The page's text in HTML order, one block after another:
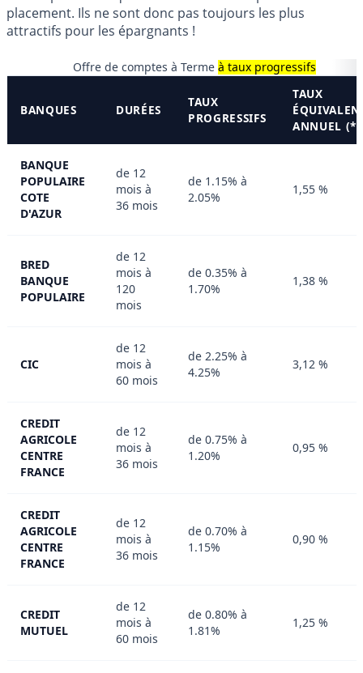
placement. Ils ne sont donc pas toujours les plus
attractifs pour les épargnants !
Offre de comptes à Terme à taux progressifs
BANQUES DURÉES
TAUX
PROGRESSIFS
TAUX
ANNUEL (*)
BANQUE
POPULAIRE
COTE
D'AZUR
de 12
mois à
36 mois
de 1.15% à
2.05%
1,55 %
BRED
BANQUE
POPULAIRE
de 12
mois à
120
mois
de 0.35% à
1.70%
1,38 %
CIC
de 12
mois à
60 mois
de 2.25% à
4.25%
3,12 %
CREDIT
AGRICOLE
CENTRE
FRANCE
de 12
mois à
36 mois
de 0.75% à
1.20%
0,95 %
CREDIT
AGRICOLE
CENTRE
FRANCE
de 12
mois à
36 mois
de 0.70% à
1.15%
0,90 %
CREDIT
MUTUEL
de 12
mois à
60 mois
de 0.80% à
1.81%
1,25 %